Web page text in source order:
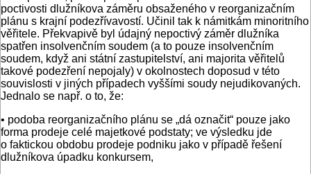
poctivosti dlužníkova záměru obsaženého v reorganizačním
plánu s krajní podezřívavostí. Učinil tak k námitkám minoritního
věřitele. Překvapivě byl údajný nepoctivý záměr dlužníka
spatřen insolvenčním soudem (a to pouze insolvenčním
soudem, když ani státní zastupitelství, ani majorita věřitelů
takové podezření nepojaly) v okolnostech doposud v této
souvislosti v jiných případech vyššími soudy nejudikovaných.
Jednalo se např. o to, že:
• podoba reorganizačního plánu se „dá označit“ pouze jako
forma prodeje celé majetkové podstaty; ve výsledku jde
o faktickou obdobu prodeje podniku jako v případě řešení
dlužníkova úpadku konkursem,